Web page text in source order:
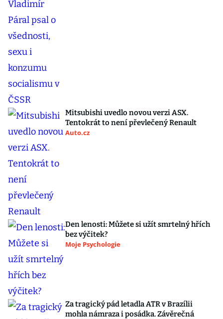
Mitsubishi uvedlo novou verzi ASX.
Tentokrát to není převlečený Renault
Auto.cz
Den lenosti: Můžete si užít smrtelný hřích
bez výčitek?
Moje Psychologie
Za tragický pád letadla ATR v Brazílii
mohla námraza i posádka. Závěrečná